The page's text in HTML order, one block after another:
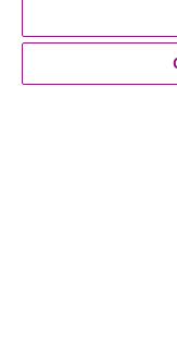
Klantenservice